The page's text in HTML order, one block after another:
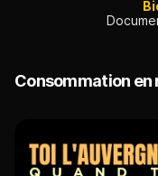
Consommation en